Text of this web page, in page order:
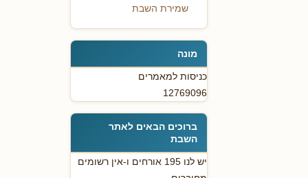
שמירת השבת
מונה
כניסות למאמרים
12769096
ברוכים הבאים לאתר
השבת
יש לנו 195 אורחים ו-אין רשומים